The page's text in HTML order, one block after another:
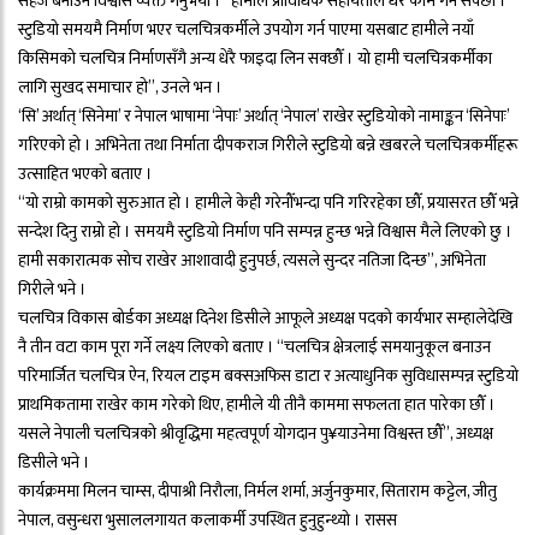
स्टुडियो समयमै निर्माण भएर चलचित्रकर्मीले उपयोग गर्न पाएमा यसबाट हामीले नयाँ
किसिमको चलचित्र निर्माणसँगै अन्य धेरै फाइदा लिन सक्छौँ । यो हामी चलचित्रकर्मीका
लागि सुखद समाचार हो”, उनले भन ।
‘सि’ अर्थात् ‘सिनेमा’ र नेपाल भाषामा ‘नेपाः’ अर्थात् ‘नेपाल’ राखेर स्टुडियोको नामाङ्कन ‘सिनेपाः’
गरिएको हो । अभिनेता तथा निर्माता दीपकराज गिरीले स्टुडियो बन्ने खबरले चलचित्रकर्मीहरू
उत्साहित भएको बताए ।
“यो राम्रो कामको सुरुआत हो । हामीले केही गरेनौँभन्दा पनि गरिरहेका छौँ, प्रयासरत छौँ भन्ने
सन्देश दिनु राम्रो हो । समयमै स्टुडियो निर्माण पनि सम्पन्न हुन्छ भन्ने विश्वास मैले लिएको छु ।
हामी सकारात्मक सोच राखेर आशावादी हुनुपर्छ, त्यसले सुन्दर नतिजा दिन्छ”, अभिनेता
गिरीले भने ।
चलचित्र विकास बोर्डका अध्यक्ष दिनेश डिसीले आफूले अध्यक्ष पदको कार्यभार सम्हालेदेखि
नै तीन वटा काम पूरा गर्ने लक्ष्य लिएको बताए । “चलचित्र क्षेत्रलाई समयानुकूल बनाउन
परिमार्जित चलचित्र ऐन, रियल टाइम बक्सअफिस डाटा र अत्याधुनिक सुविधासम्पन्न स्टुडियो
प्राथमिकतामा राखेर काम गरेको थिए, हामीले यी तीनै काममा सफलता हात पारेका छौँ ।
यसले नेपाली चलचित्रको श्रीवृद्धिमा महत्वपूर्ण योगदान पु¥याउनेमा विश्वस्त छौँ”, अध्यक्ष
डिसीले भने ।
कार्यक्रममा मिलन चाम्स, दीपाश्री निरौला, निर्मल शर्मा, अर्जुनकुमार, सिताराम कट्टेल, जीतु
नेपाल, वसुन्धरा भुसाललगायत कलाकर्मी उपस्थित हुनुहुन्थ्यो । रासस